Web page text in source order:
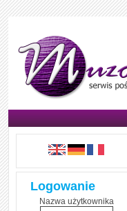
Logowanie
Nazwa użytkownika